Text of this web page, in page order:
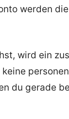
werden
wird ein
du gerade